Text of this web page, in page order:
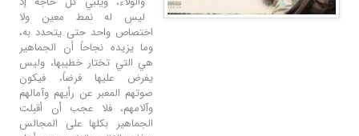
ليس له نمط معين ولا
اختصاص واحد حتى يتحدد به،
وما يزيده نجاحاً أن الجماهير
هي التي تختار خطيبها، وليس
يفرض عليها فرضاً، فيكون
صوتهم المعبر عن رأيهم وآمالهم
وآلامهم، فلا عجب أن أقبلت
الجماهير بكلها على المجالس